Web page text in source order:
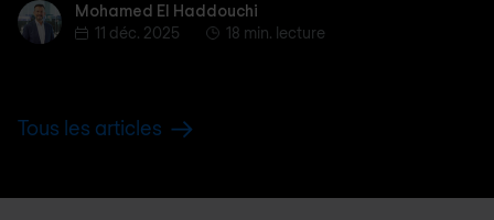
Mohamed El Haddouchi
Mohamed El Haddouchi
11 déc. 2025
18 min. lecture
Tous les articles